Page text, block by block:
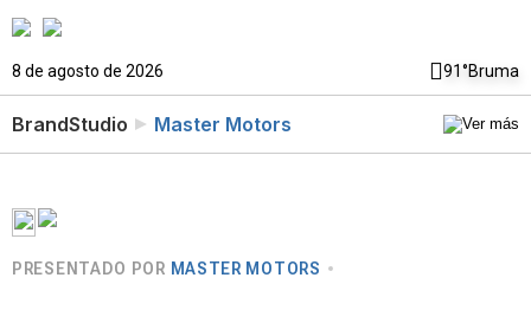
8 de agosto de 2026 91°Bruma
BrandStudio Master Motors
PRESENTADO POR MASTER MOTORS